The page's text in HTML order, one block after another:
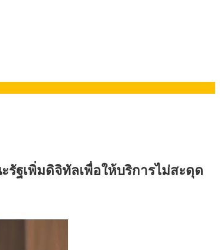
ฐเพิ่มดิจิทัลเพื่อให้บริการไม่สะดุด